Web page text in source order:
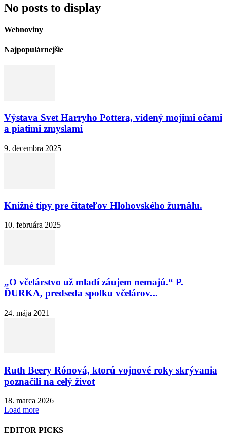
No posts to display
Webnoviny
Najpopulárnejšie
Výstava Svet Harryho Pottera, videný mojimi očami
a piatimi zmyslami
9. decembra 2025
Knižné tipy pre čitateľov Hlohovského žurnálu.
10. februára 2025
„O včelárstvo už mladí záujem nemajú.“ P.
ĎURKA, predseda spolku včelárov...
24. mája 2021
Ruth Beery Rónová, ktorú vojnové roky skrývania
poznačili na celý život
18. marca 2026
Load more
EDITOR PICKS